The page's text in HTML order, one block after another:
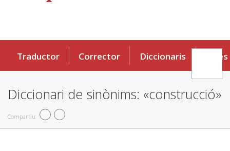
Traductor Corrector Diccionaris Eines
Diccionari de sinònims: «construcció»
Compartiu